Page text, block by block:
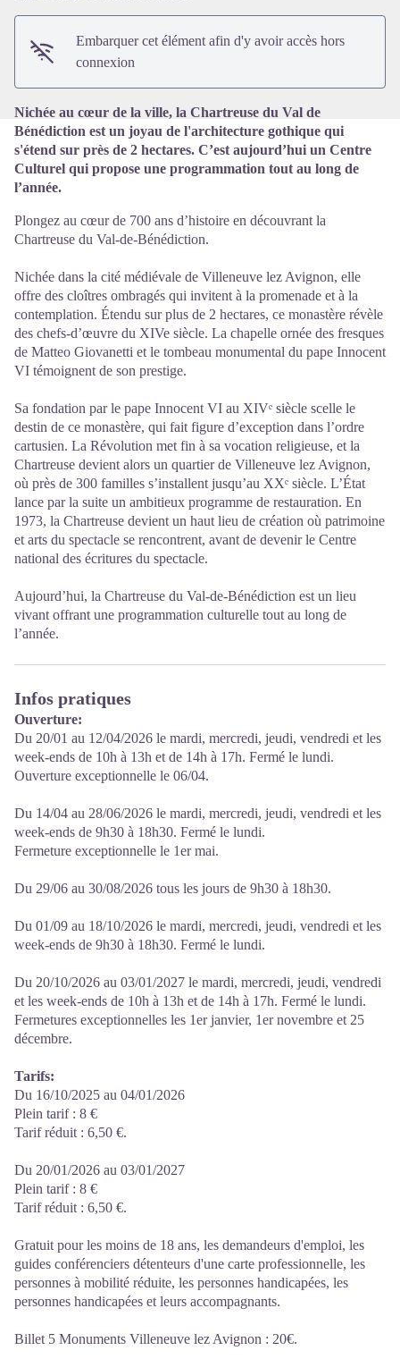
Embarquer cet élément afin d'y avoir accès hors
connexion
Nichée au cœur de la ville, la Chartreuse du Val de
Bénédiction est un joyau de l'architecture gothique qui
s'étend sur près de 2 hectares. C’est aujourd’hui un Centre
Culturel qui propose une programmation tout au long de
l’année.
Plongez au cœur de 700 ans d’histoire en découvrant la
Chartreuse du Val-de-Bénédiction.
Nichée dans la cité médiévale de Villeneuve lez Avignon, elle
offre des cloîtres ombragés qui invitent à la promenade et à la
contemplation. Étendu sur plus de 2 hectares, ce monastère révèle
des chefs-d’œuvre du XIVe siècle. La chapelle ornée des fresques
de Matteo Giovanetti et le tombeau monumental du pape Innocent
VI témoignent de son prestige.
Sa fondation par le pape Innocent VI au XIVᵉ siècle scelle le
destin de ce monastère, qui fait figure d’exception dans l’ordre
cartusien. La Révolution met fin à sa vocation religieuse, et la
Chartreuse devient alors un quartier de Villeneuve lez Avignon,
où près de 300 familles s’installent jusqu’au XXᵉ siècle. L’État
lance par la suite un ambitieux programme de restauration. En
1973, la Chartreuse devient un haut lieu de création où patrimoine
et arts du spectacle se rencontrent, avant de devenir le Centre
national des écritures du spectacle.
Aujourd’hui, la Chartreuse du Val-de-Bénédiction est un lieu
vivant offrant une programmation culturelle tout au long de
l’année.
Infos pratiques
Ouverture:
Du 20/01 au 12/04/2026 le mardi, mercredi, jeudi, vendredi et les
week-ends de 10h à 13h et de 14h à 17h. Fermé le lundi.
Ouverture exceptionnelle le 06/04.
Du 14/04 au 28/06/2026 le mardi, mercredi, jeudi, vendredi et les
week-ends de 9h30 à 18h30. Fermé le lundi.
Fermeture exceptionnelle le 1er mai.
Du 29/06 au 30/08/2026 tous les jours de 9h30 à 18h30.
Du 01/09 au 18/10/2026 le mardi, mercredi, jeudi, vendredi et les
week-ends de 9h30 à 18h30. Fermé le lundi.
Du 20/10/2026 au 03/01/2027 le mardi, mercredi, jeudi, vendredi
et les week-ends de 10h à 13h et de 14h à 17h. Fermé le lundi.
Fermetures exceptionnelles les 1er janvier, 1er novembre et 25
décembre.
Tarifs:
Du 16/10/2025 au 04/01/2026
Plein tarif : 8 €
Tarif réduit : 6,50 €.
Du 20/01/2026 au 03/01/2027
Plein tarif : 8 €
Tarif réduit : 6,50 €.
Gratuit pour les moins de 18 ans, les demandeurs d'emploi, les
guides conférenciers détenteurs d'une carte professionnelle, les
personnes à mobilité réduite, les personnes handicapées, les
personnes handicapées et leurs accompagnants.
Billet 5 Monuments Villeneuve lez Avignon : 20€.